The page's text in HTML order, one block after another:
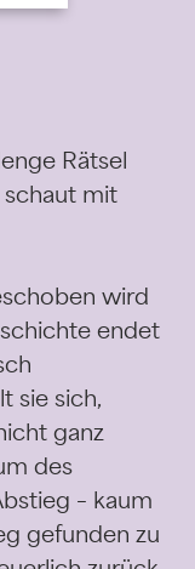
Rätsel
schaut mit
wird
endet
sie sich,
ganz
des
– kaum
gefunden zu